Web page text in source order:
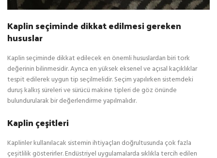
Kaplin seçiminde dikkat edilmesi gereken
hususlar
Kaplin seçiminde dikkat edilecek en önemli hususlardan biri tork
değerinin bilinmesidir. Ayrıca en yüksek eksenel ve açısal kaçıklıklar
tespit edilerek uygun tip seçilmelidir. Seçim yapılırken sistemdeki
duruş kalkış süreleri ve sürücü makine tipleri de göz önünde
bulundurularak bir değerlendirme yapılmalıdır.
Kaplin çeşitleri
Kaplinler kullanılacak sistemin ihtiyaçları doğrultusunda çok fazla
çeşitlilik gösterirler. Endüstriyel uygulamalarda sıklıkla tercih edilen